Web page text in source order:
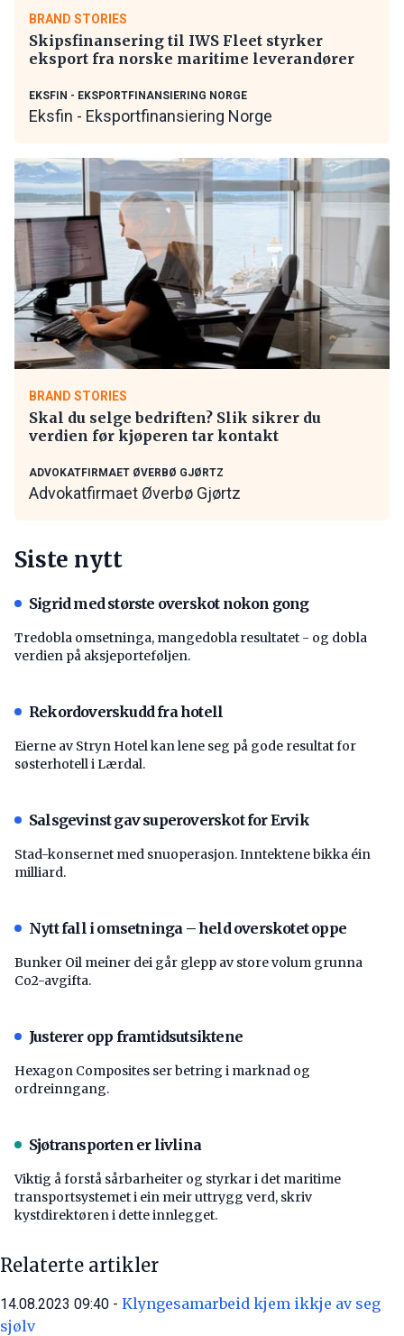
BRAND STORIES
Skipsfinansering til IWS Fleet styrker
eksport fra norske maritime leverandører
EKSFIN - EKSPORTFINANSIERING NORGE
Eksfin - Eksportfinansiering Norge
BRAND STORIES
Skal du selge bedriften? Slik sikrer du
verdien før kjøperen tar kontakt
ADVOKATFIRMAET ØVERBØ GJØRTZ
Advokatfirmaet Øverbø Gjørtz
Siste nytt
Sigrid med største overskot nokon gong
Tredobla omsetninga, mangedobla resultatet - og dobla
verdien på aksjeporteføljen.
Rekordoverskudd fra hotell
Eierne av Stryn Hotel kan lene seg på gode resultat for
søsterhotell i Lærdal.
Salsgevinst gav superoverskot for Ervik
Stad-konsernet med snuoperasjon. Inntektene bikka éin
milliard.
Nytt fall i omsetninga – held overskotet oppe
Bunker Oil meiner dei går glepp av store volum grunna
Co2-avgifta.
Justerer opp framtidsutsiktene
Hexagon Composites ser betring i marknad og
ordreinngang.
Sjøtransporten er livlina
Viktig å forstå ­sårbarheiter og styrkar i det maritime
transport­systemet i ein meir uttrygg verd, skriv
kystdirektøren i dette innlegget.
Relaterte artikler
14.08.2023 09:40 - Klyngesamarbeid kjem ikkje av seg
sjølv